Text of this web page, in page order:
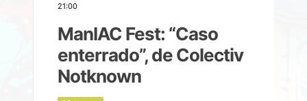
21:00
ManIAC Fest: “Caso
enterrado”, de Colectiv
Notknown